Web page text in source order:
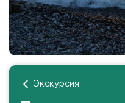
Экскурсия